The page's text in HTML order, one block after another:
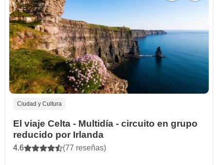
Ciudad y Cultura
El viaje Celta - Multidía - circuito en grupo
reducido por Irlanda
4.6 (77 reseñas)